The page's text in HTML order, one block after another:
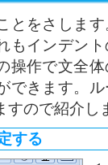
とをさしま
もインデン
操作で文全
できます。
すので紹介し
する